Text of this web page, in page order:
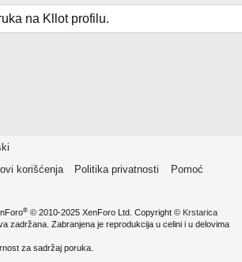
na Kllot profilu.
korišćenja Politika privatnosti
Pomoć
® © 2010-2025 XenForo Ltd. Copyright © Krstarica
zadržana. Zabranjena je reprodukcija u celini i u delovima
za sadržaj poruka.